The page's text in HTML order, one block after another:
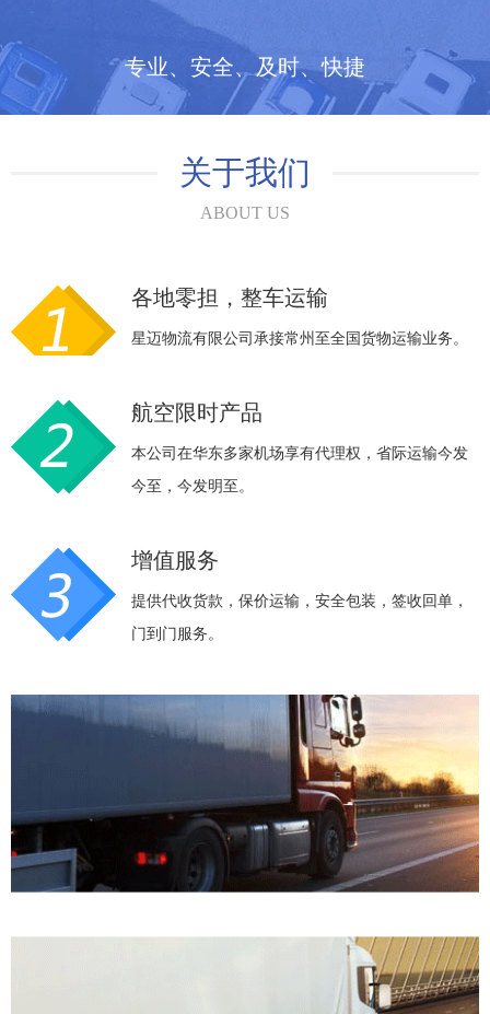
专业、安全、及时、快捷
关于我们
ABOUT US
各地零担，整车运输
星迈物流有限公司承接常州至全国货物运输业务。
航空限时产品
本公司在华东多家机场享有代理权，省际运输今发
今至，今发明至。
增值服务
提供代收货款，保价运输，安全包装，签收回单，
门到门服务。